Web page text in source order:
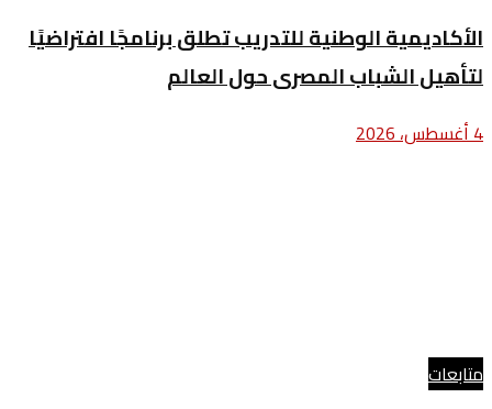
الأكاديمية الوطنية للتدريب تطلق برنامجًا افتراضيًا
لتأهيل الشباب المصرى حول العالم
4 أغسطس، 2026
متابعات